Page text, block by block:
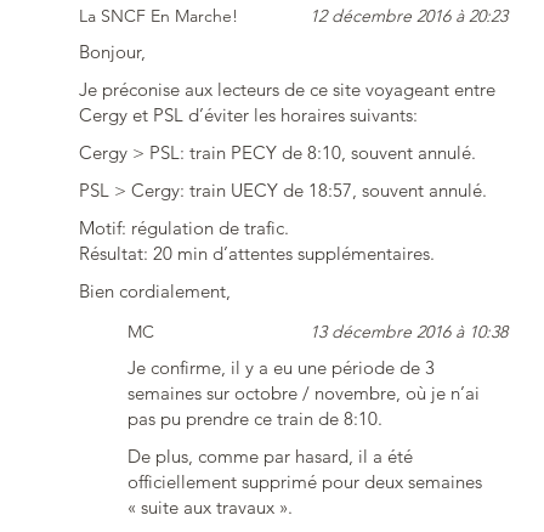
La SNCF En Marche! 12 décembre 2016 à 20:23
Bonjour,
Je préconise aux lecteurs de ce site voyageant entre
Cergy et PSL d’éviter les horaires suivants:
Cergy > PSL: train PECY de 8:10, souvent annulé.
PSL > Cergy: train UECY de 18:57, souvent annulé.
Motif: régulation de trafic.
Résultat: 20 min d’attentes supplémentaires.
Bien cordialement,
MC 13 décembre 2016 à 10:38
Je confirme, il y a eu une période de 3
semaines sur octobre / novembre, où je n’ai
pas pu prendre ce train de 8:10.
De plus, comme par hasard, il a été
officiellement supprimé pour deux semaines
« suite aux travaux ».